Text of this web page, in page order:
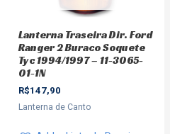
Lanterna Traseira Dir. Ford
Ranger 2 Buraco Soquete
Tyc 1994/1997 – 11-3065-
01-1N
R$147,90
Lanterna de Canto